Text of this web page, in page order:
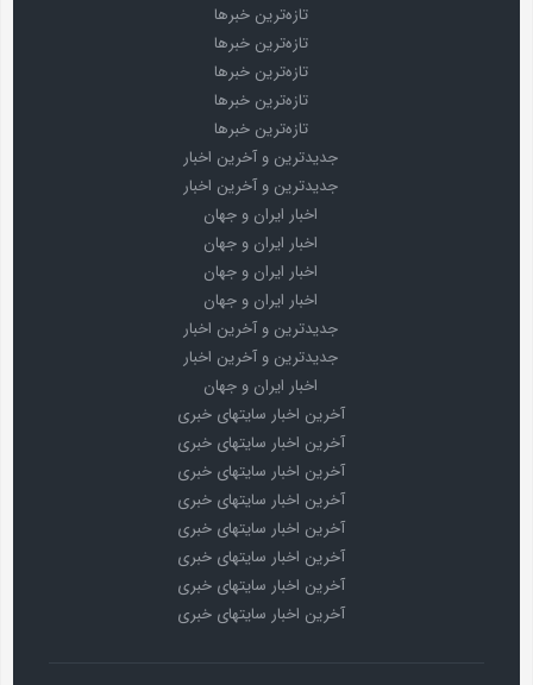
تازه‌ترین خبرها
تازه‌ترین خبرها
تازه‌ترین خبرها
تازه‌ترین خبرها
تازه‌ترین خبرها
جدیدترین و آخرین اخبار
جدیدترین و آخرین اخبار
اخبار ایران و جهان
اخبار ایران و جهان
اخبار ایران و جهان
اخبار ایران و جهان
جدیدترین و آخرین اخبار
جدیدترین و آخرین اخبار
اخبار ایران و جهان
آخرین اخبار سایتهای خبری
آخرین اخبار سایتهای خبری
آخرین اخبار سایتهای خبری
آخرین اخبار سایتهای خبری
آخرین اخبار سایتهای خبری
آخرین اخبار سایتهای خبری
آخرین اخبار سایتهای خبری
آخرین اخبار سایتهای خبری